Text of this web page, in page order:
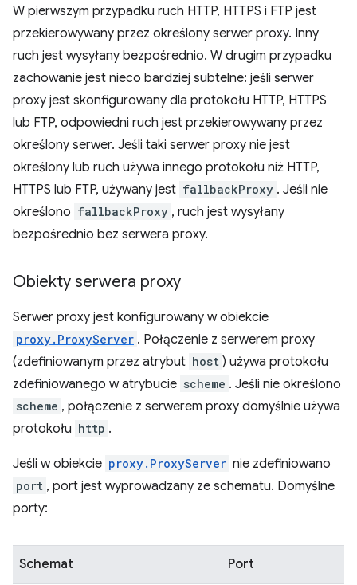
W pierwszym przypadku ruch HTTP, HTTPS i FTP jest
przekierowywany przez określony serwer proxy. Inny
ruch jest wysyłany bezpośrednio. W drugim przypadku
zachowanie jest nieco bardziej subtelne: jeśli serwer
proxy jest skonfigurowany dla protokołu HTTP, HTTPS
lub FTP, odpowiedni ruch jest przekierowywany przez
określony serwer. Jeśli taki serwer proxy nie jest
określony lub ruch używa innego protokołu niż HTTP,
HTTPS lub FTP, używany jest fallbackProxy . Jeśli nie
określono fallbackProxy , ruch jest wysyłany
bezpośrednio bez serwera proxy.
Obiekty serwera proxy
Serwer proxy jest konfigurowany w obiekcie
proxy.ProxyServer . Połączenie z serwerem proxy
(zdefiniowanym przez atrybut host ) używa protokołu
zdefiniowanego w atrybucie scheme . Jeśli nie określono
scheme , połączenie z serwerem proxy domyślnie używa
protokołu http .
Jeśli w obiekcie proxy.ProxyServer nie zdefiniowano
port , port jest wyprowadzany ze schematu. Domyślne
porty:
Schemat Port